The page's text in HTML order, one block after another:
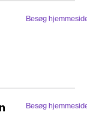
Besøg
Besøg